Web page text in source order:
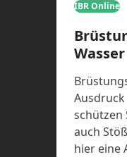
IBR Online
schützen
auch
hier eine